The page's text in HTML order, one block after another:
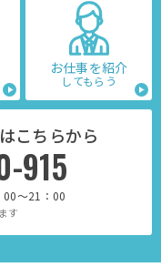
お仕事を紹介
してもらう
こちらから
915
～21：00
す